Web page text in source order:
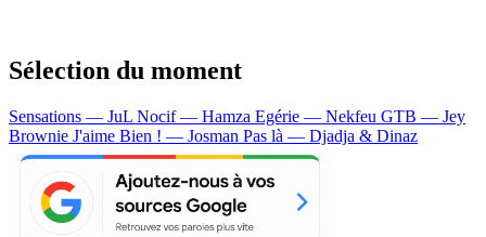
Sélection du moment
Sensations — JuL Nocif — Hamza Egérie — Nekfeu GTB — Jey
Brownie J'aime Bien ! — Josman Pas là — Djadja & Dinaz